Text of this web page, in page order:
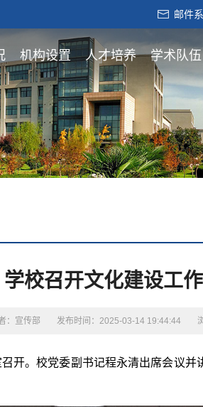
邮件
机构设置 人才培养 学术队伍
学校召开文化建设工
：宣传部 发布时间：2025-03-14 19:44:44
开。校党委副书记程永清出席会议